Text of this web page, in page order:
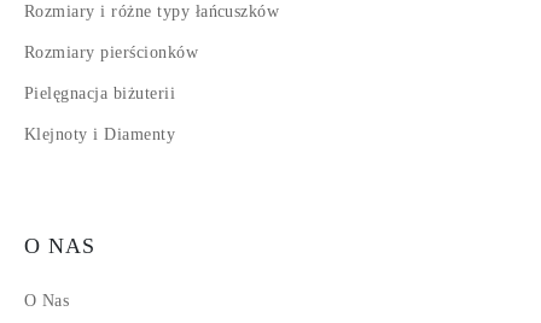
Rozmiary i różne typy łańcuszków
Rozmiary pierścionków
Pielęgnacja biżuterii
Klejnoty i Diamenty
O NAS
O Nas